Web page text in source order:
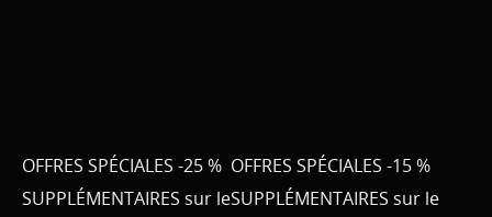
OFFRES SPÉCIALES -25 %
SUPPLÉMENTAIRES sur le
OFFRES SPÉCIALES -15 %
SUPPLÉMENTAIRES sur le